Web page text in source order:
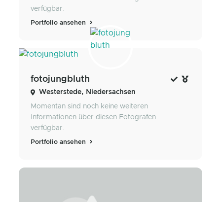
verfügbar.
Portfolio ansehen
fotojungbluth
Westerstede, Niedersachsen
Momentan sind noch keine weiteren
Informationen über diesen Fotografen
verfügbar.
Portfolio ansehen